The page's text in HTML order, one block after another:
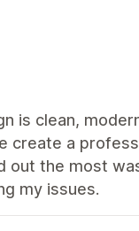
is clean,
create a
out the most
my issues.